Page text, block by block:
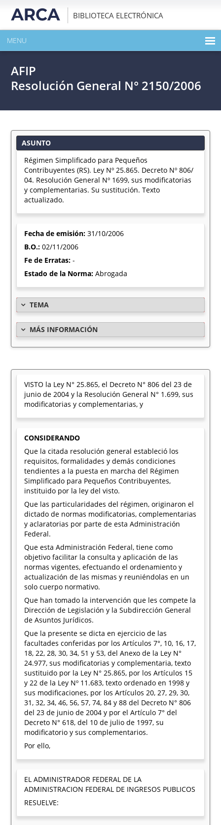
BIBLIOTECA ELECTRÓNICA
MENU
EXPANDIR TODO EL CONTENIDO DE LA PUBLICACIÓN
AFIP
Resolución General N° 2150/2006
ASUNTO
Régimen Simplificado para Pequeños
Contribuyentes (RS). Ley Nº 25.865. Decreto Nº 806/
04. Resolución General Nº 1699, sus modificatorias
y complementarias. Su sustitución. Texto
actualizado.
Fecha de emisión:31/10/2006
B.O.:02/11/2006
Fe de Erratas:-
Estado de la Norma:Abrogada
TEMA
MÁS INFORMACIÓN
VISTO la Ley N° 25.865, el Decreto N° 806 del 23 de
junio de 2004 y la Resolución General N° 1.699, sus
modificatorias y complementarias, y
CONSIDERANDO
Que la citada resolución general estableció los
requisitos, formalidades y demás condiciones
tendientes a la puesta en marcha del Régimen
Simplificado para Pequeños Contribuyentes,
instituido por la ley del visto.
Que las particularidades del régimen, originaron el
dictado de normas modificatorias, complementarias
y aclaratorias por parte de esta Administración
Federal.
Que esta Administración Federal, tiene como
objetivo facilitar la consulta y aplicación de las
normas vigentes, efectuando el ordenamiento y
actualización de las mismas y reuniéndolas en un
solo cuerpo normativo.
Que han tomado la intervención que les compete la
Dirección de Legislación y la Subdirección General
de Asuntos Jurídicos.
Que la presente se dicta en ejercicio de las
facultades conferidas por los Artículos 7°, 10, 16, 17,
18, 22, 28, 30, 34, 51 y 53, del Anexo de la Ley N°
24.977, sus modificatorias y complementaria, texto
sustituido por la Ley N° 25.865, por los Artículos 15
y 22 de la Ley Nº 11.683, texto ordenado en 1998 y
sus modificaciones, por los Artículos 20, 27, 29, 30,
31, 32, 34, 46, 56, 57, 74, 84 y 88 del Decreto N° 806
del 23 de junio de 2004 y por el Artículo 7° del
Decreto N° 618, del 10 de julio de 1997, su
modificatorio y sus complementarios.
Por ello,
EL ADMINISTRADOR FEDERAL DE LA
ADMINISTRACION FEDERAL DE INGRESOS PUBLICOS
RESUELVE: